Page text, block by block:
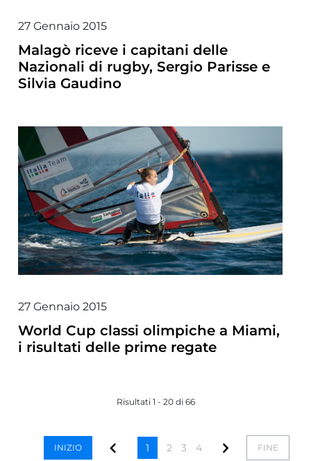
27 Gennaio 2015
Malagò riceve i capitani delle
Nazionali di rugby, Sergio Parisse e
Silvia Gaudino
27 Gennaio 2015
World Cup classi olimpiche a Miami,
i risultati delle prime regate
Risultati 1 - 20 di 66
INIZIO 1 2 3 4 FINE